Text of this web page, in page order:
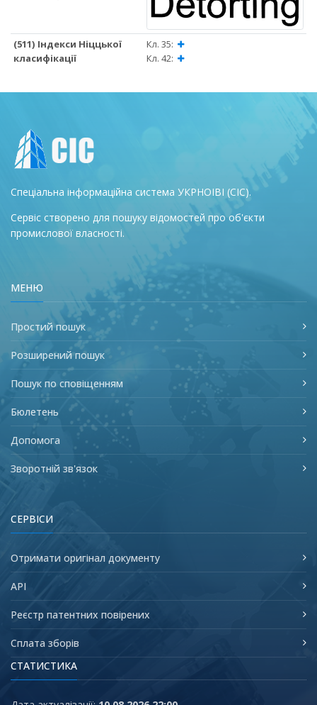
(511) Індекси Ніццької
класифікації
Кл. 35:
Кл. 42:
Спеціальна інформаційна система УКРНОІВІ (СІС).
Сервіс створено для пошуку відомостей про об'єкти
промислової власності.
МЕНЮ
Простий пошук
Розширений пошук
Пошук по сповіщенням
Бюлетень
Допомога
Зворотній зв'язок
СЕРВІСИ
Отримати оригінал документу
API
Реєстр патентних повірених
Сплата зборів
СТАТИСТИКА